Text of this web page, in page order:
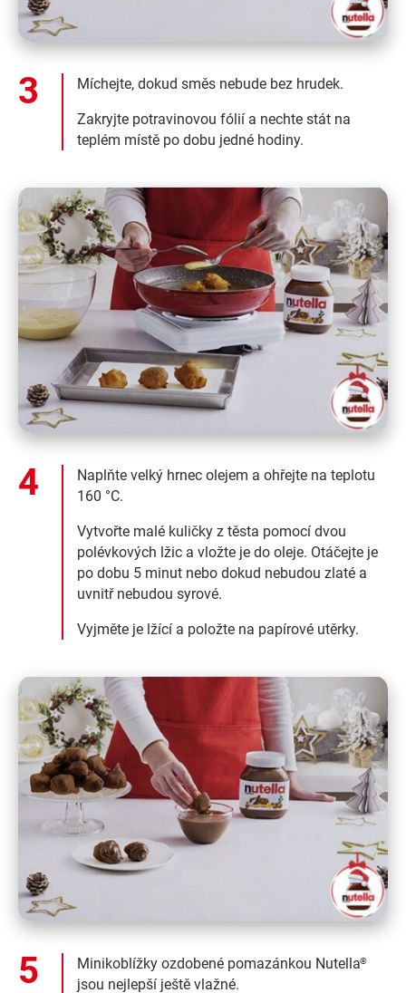
Míchejte, dokud směs nebude bez hrudek.
Zakryjte potravinovou fólií a nechte stát na
teplém místě po dobu jedné hodiny.
Naplňte velký hrnec olejem a ohřejte na teplotu
160 °C.
Vytvořte malé kuličky z těsta pomocí dvou
polévkových lžic a vložte je do oleje. Otáčejte je
po dobu 5 minut nebo dokud nebudou zlaté a
uvnitř nebudou syrové.
Vyjměte je lžící a položte na papírové utěrky.
Minikoblížky ozdobené pomazánkou Nutella®
jsou nejlepší ještě vlažné.